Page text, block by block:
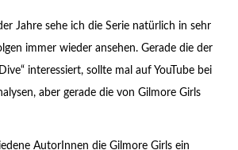
Jahre sehe ich die Serie natürlich in sehr
immer wieder ansehen. Gerade die der
interessiert, sollte mal auf YouTube bei
aber gerade die von Gilmore Girls
AutorInnen die Gilmore Girls ein